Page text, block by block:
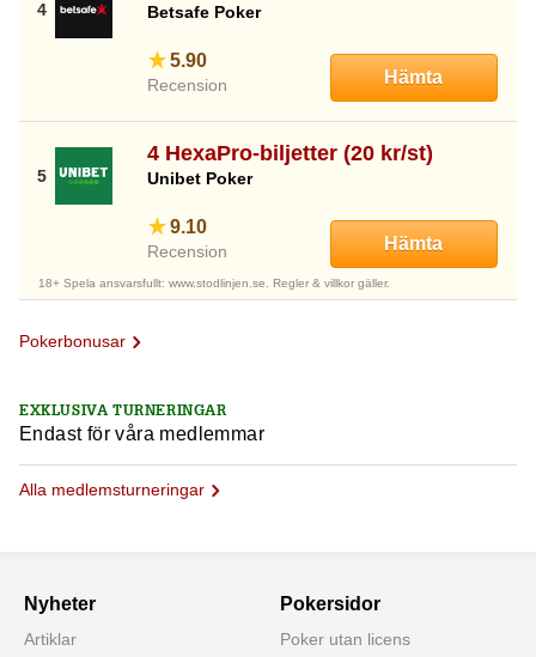
Betsafe Poker
5.90
Recension Hämta
4 HexaPro-biljetter (20 kr/st)
Unibet Poker
9.10
Recension Hämta
18+ Spela ansvarsfullt: www.stodlinjen.se. Regler & villkor gäller.
Pokerbonusar
EXKLUSIVA TURNERINGAR
Endast för våra medlemmar
Alla medlemsturneringar
Nyheter
Artiklar
Pokersidor
Poker utan licens